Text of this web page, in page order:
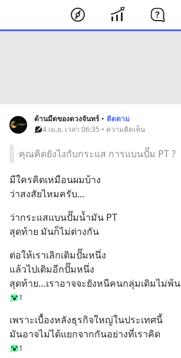
ด้านมืดของดวงจันทร์ • ติดตาม
4 เม.ย. เวลา 06:35 • ความคิดเห็น
คุณคิดยังไงกับกระแส การแบนปั๊ม PT ?
มีใครคิดเหมือนผมบ้าง
ว่าสงสัยไหมครับ…
ว่ากระแสแบนปั๊มน้ำมัน PT
สุดท้าย มันก็ไม่ต่างกัน
ต่อให้เราเลิกเติมปั๊มหนึ่ง
แล้วไปเติมอีกปั๊มหนึ่ง
สุดท้าย…เราอาจจะยังหนีคนกลุ่มเดิมไม่พ้น
1
เพราะเบื้องหลังธุรกิจใหญ่ในประเทศนี้
มันอาจไม่ได้แยกจากกันอย่างที่เราคิด
1